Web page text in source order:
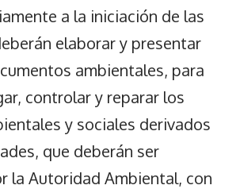
a la iniciación de las
elaborar y presentar
ambientales, para
controlar y reparar los
y sociales derivados
que deberán ser
la Autoridad Ambiental, con